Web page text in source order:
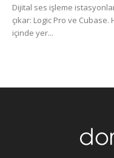
Dijital ses işleme
çıkar: Logic Pro ve Cubase.
içinde yer...